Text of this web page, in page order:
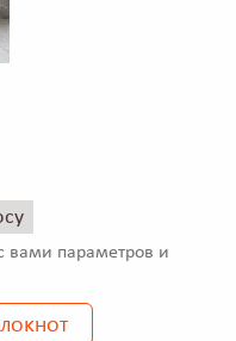
вами параметров и